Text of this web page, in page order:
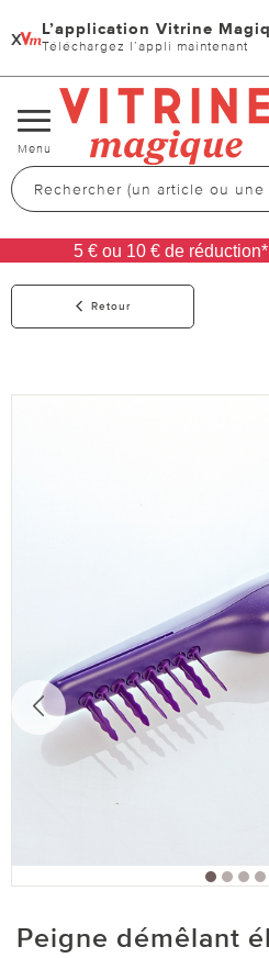
x L’application Vitrine
Téléchargez l’appli maintenant
Changer
de
navigation
Menu
5 € ou 10 € de
Retour
Peigne démêlant